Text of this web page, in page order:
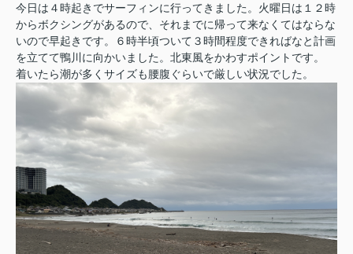
今日は４時起きでサーフィンに行ってきました。火曜日は１２時
からボクシングがあるので、それまでに帰って来なくてはならな
いので早起きです。６時半頃ついて３時間程度できればなと計画
を立てて鴨川に向かいました。北東風をかわすポイントです。
着いたら潮が多くサイズも腰腹ぐらいで厳しい状況でした。